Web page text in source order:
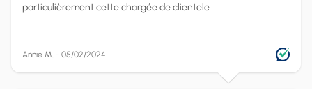
particulièrement cette chargée de clientele
Annie M. - 05/02/2024